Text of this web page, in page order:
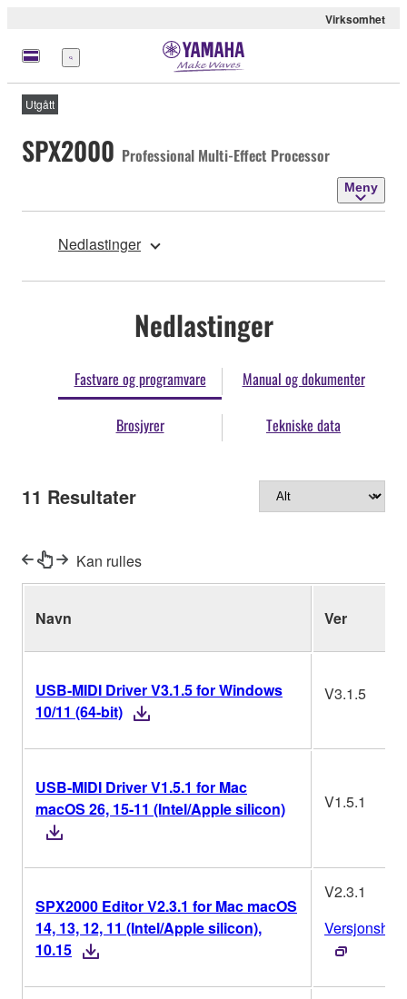
Virksomhet
Meny
Utgått
SPX2000 Professional Multi-Effect Processor
Meny
Nedlastinger
Nedlastinger
Fastvare og programvare Manual og dokumenter
Brosjyrer Tekniske data
11 Resultater
Kan rulles
Navn Ver
USB-MIDI Driver V3.1.5 for Windows
10/11 (64-bit)
V3.1.5
USB-MIDI Driver V1.5.1 for Mac
macOS 26, 15-11 (Intel/Apple silicon)
V1.5.1
SPX2000 Editor V2.3.1 for Mac macOS
14, 13, 12, 11 (Intel/Apple silicon),
10.15
V2.3.1